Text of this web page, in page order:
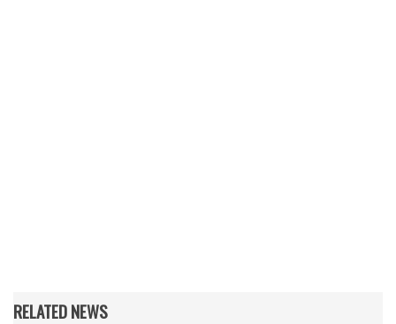
RELATED NEWS